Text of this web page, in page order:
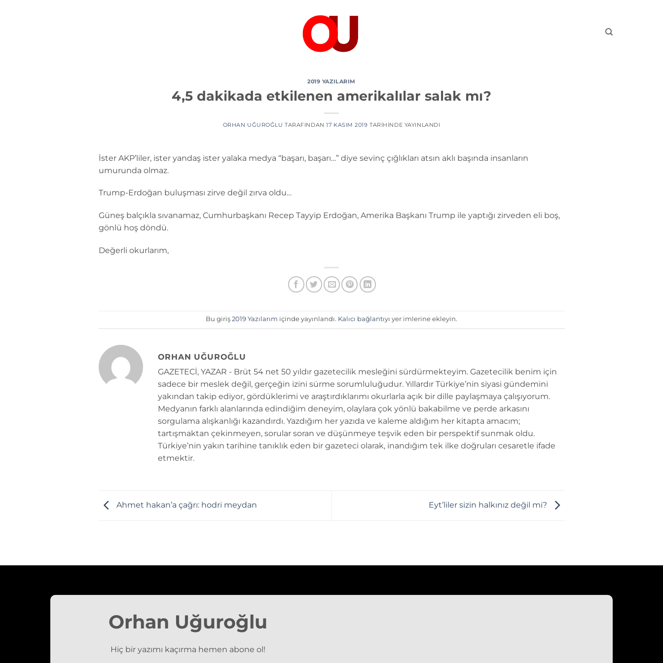
2019 YAZILARIM
4,5 dakikada etkilenen amerikalılar salak mı?
ORHAN UĞUROĞLU TARAFINDAN 17 KASIM 2019 TARIHINDE YAYINLANDI
İster AKP’liler, ister yandaş ister yalaka medya “başarı, başarı…” diye sevinç çığlıkları atsın aklı başında insanların
umurunda olmaz.
Trump-Erdoğan buluşması zirve değil zırva oldu…
Güneş balçıkla sıvanamaz, Cumhurbaşkanı Recep Tayyip Erdoğan, Amerika Başkanı Trump ile yaptığı zirveden eli boş,
gönlü hoş döndü.
Değerli okurlarım,
Bu giriş 2019 Yazılarım içinde yayınlandı. Kalıcı bağlantıyı yer imlerine ekleyin.
ORHAN UĞUROĞLU
GAZETECİ, YAZAR - Brüt 54 net 50 yıldır gazetecilik mesleğini sürdürmekteyim. Gazetecilik benim için
sadece bir meslek değil, gerçeğin izini sürme sorumluluğudur. Yıllardır Türkiye’nin siyasi gündemini
yakından takip ediyor, gördüklerimi ve araştırdıklarımı okurlarla açık bir dille paylaşmaya çalışıyorum.
Medyanın farklı alanlarında edindiğim deneyim, olaylara çok yönlü bakabilme ve perde arkasını
sorgulama alışkanlığı kazandırdı. Yazdığım her yazıda ve kaleme aldığım her kitapta amacım;
tartışmaktan çekinmeyen, sorular soran ve düşünmeye teşvik eden bir perspektif sunmak oldu.
Türkiye’nin yakın tarihine tanıklık eden bir gazeteci olarak, inandığım tek ilke doğruları cesaretle ifade
etmektir.
Ahmet hakan’a çağrı: hodri meydan Eyt’liler sizin halkınız değil mi?
Orhan Uğuroğlu
Hiç bir yazımı kaçırma hemen abone ol!